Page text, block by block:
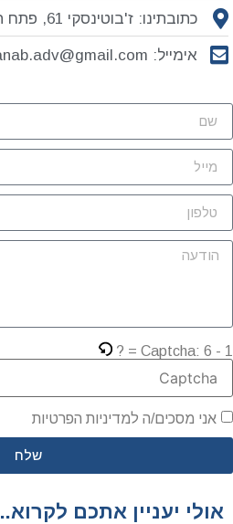
כתובתינו: ז'בוטינסקי 61, פתח תקווה
אימייל: moranab.adv@gmail.com
Captcha:6 - 1
אני מסכים/ה למדיניות הפרטיות
שלח
אולי יעניין אתכם לקרוא...